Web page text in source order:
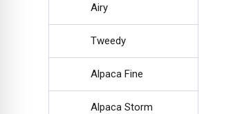
Airy
Tweedy
Alpaca Fine
Alpaca Storm